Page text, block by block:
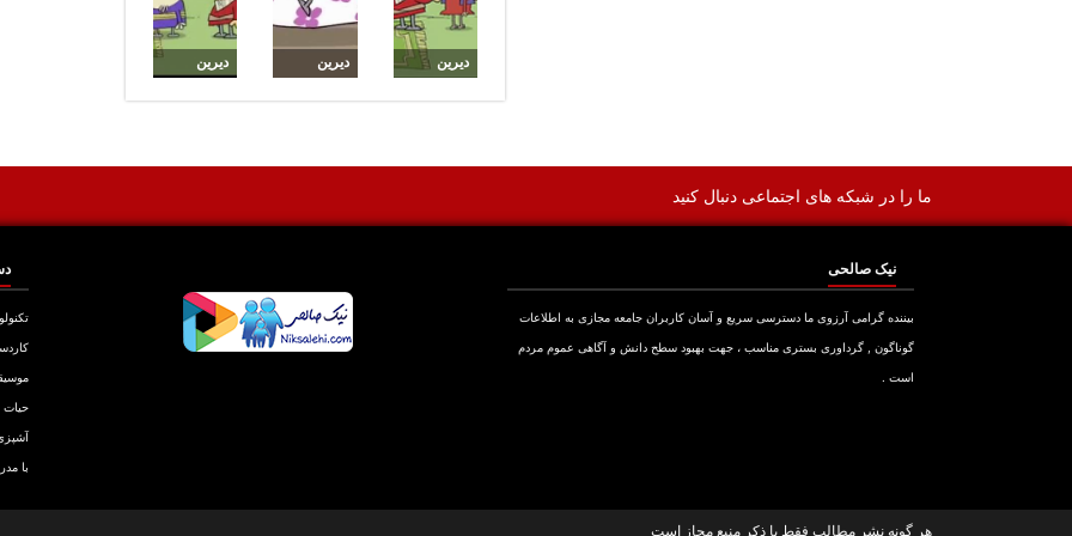
دیرین
دیرین
دیرین
ما را در شبکه های اجتماعی دنبال کنید
نیک صالحی
بیننده گرامی آرزوی ما دسترسی سریع و آسان کاربران جامعه مجازی به اطلاعات
گوناگون , گرداوری بستری مناسب ، جهت بهبود سطح دانش و آگاهی عموم مردم
است .
با
هر گونه نشر مطالب فقط با ذکر منبع مجاز است